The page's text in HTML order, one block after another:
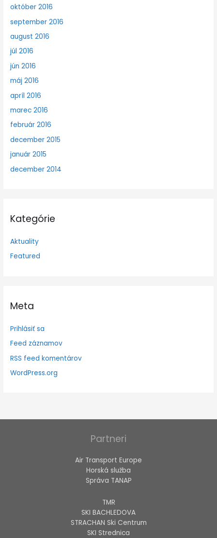
október 2016
september 2016
august 2016
júl 2016
jún 2016
máj 2016
apríl 2016
marec 2016
február 2016
december 2015
január 2015
december 2014
Kategórie
Aktuality
Featured
Meta
Prihlásiť sa
Feed záznamov
RSS feed komentárov
WordPress.org
Partneri
Air Transport Europe
Horská služba
Správa TANAP
TMR
SKI BACHLEDOVA
STRACHAN Ski Centrum
SKI Strednica